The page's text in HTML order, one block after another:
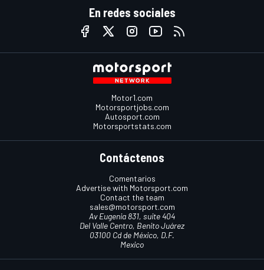
En redes sociales
Motor1.com
Motorsportjobs.com
Autosport.com
Motorsportstats.com
Contáctenos
Comentarios
Advertise with Motorsport.com
Contact the team
sales@motorsport.com
Av Eugenia 831, suite 404
Del Valle Centro, Benito Juárez
03100 Cd de México, D.F.
Mexico